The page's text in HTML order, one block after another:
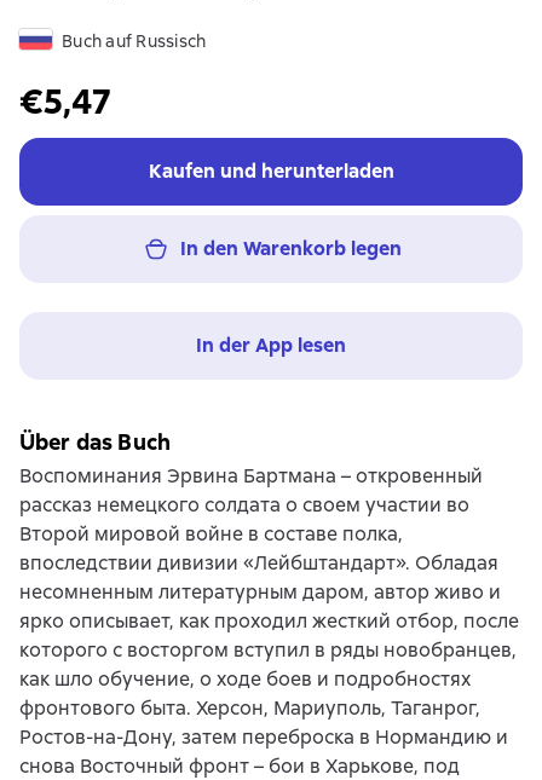
Buch auf Russisch
€5,47
Kaufen und herunterladen
In den Warenkorb legen
In der App lesen
Über das Buch
Воспоминания Эрвина Бартмана – откровенный
рассказ немецкого солдата о своем участии во
Второй мировой войне в составе полка,
впоследствии дивизии «Лейбштандарт». Обладая
несомненным литературным даром, автор живо и
ярко описывает, как проходил жесткий отбор, после
которого с восторгом вступил в ряды новобранцев,
как шло обучение, о ходе боев и подробностях
фронтового быта. Херсон, Мариуполь, Таганрог,
Ростов-на-Дону, затем переброска в Нормандию и
снова Восточный фронт – бои в Харькове, под